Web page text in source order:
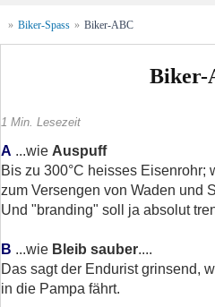
» Biker-Spass » Biker-ABC
Biker-
1 Min. Lesezeit
A ...wie Auspuff
Bis zu 300°C heisses Eisenrohr;
zum Versengen von Waden und
Und "branding" soll ja absolut
B ...wie Bleib sauber....
Das sagt der Endurist grinsend,
in die Pampa fährt.